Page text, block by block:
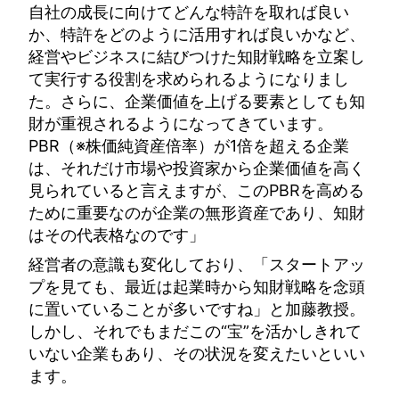
自社の成長に向けてどんな特許を取れば良い
か、特許をどのように活用すれば良いかなど、
経営やビジネスに結びつけた知財戦略を立案し
て実行する役割を求められるようになりまし
た。さらに、企業価値を上げる要素としても知
財が重視されるようになってきています。
PBR（※株価純資産倍率）が1倍を超える企業
は、それだけ市場や投資家から企業価値を高く
見られていると言えますが、このPBRを高める
ために重要なのが企業の無形資産であり、知財
はその代表格なのです」
経営者の意識も変化しており、「スタートアッ
プを見ても、最近は起業時から知財戦略を念頭
に置いていることが多いですね」と加藤教授。
しかし、それでもまだこの“宝”を活かしきれて
いない企業もあり、その状況を変えたいといい
ます。